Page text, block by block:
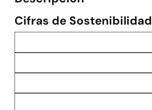
Cifras de Sostenibilidad